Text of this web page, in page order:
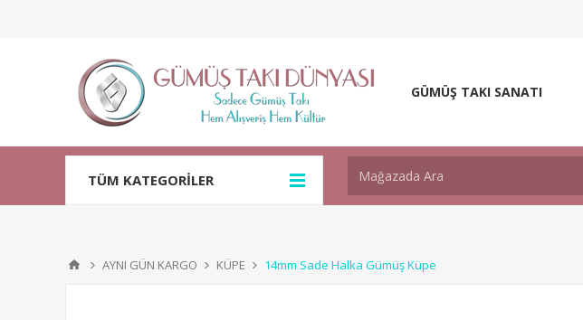
GÜMÜŞ TAKI SANATI
TÜM KATEGORİLER
AYNI GÜN KARGO KÜPE 14mm Sade Halka Gümüş Küpe